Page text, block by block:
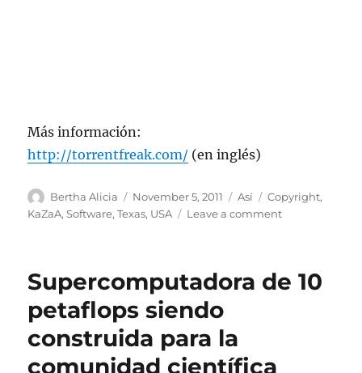
Más información:
http://torrentfreak.com/ (en inglés)
Author
Bertha Alicia
Posted
on
November 5, 2011 Categories
Así Tags
Copyright,
KaZaA,Software,Texas, USA Leave a commenton
salvajemente
Supercomputadora de 10
petaflops siendo
construida para la
comunidad científica